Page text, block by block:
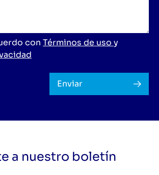
con Términos de uso y
Enviar
a nuestro boletín